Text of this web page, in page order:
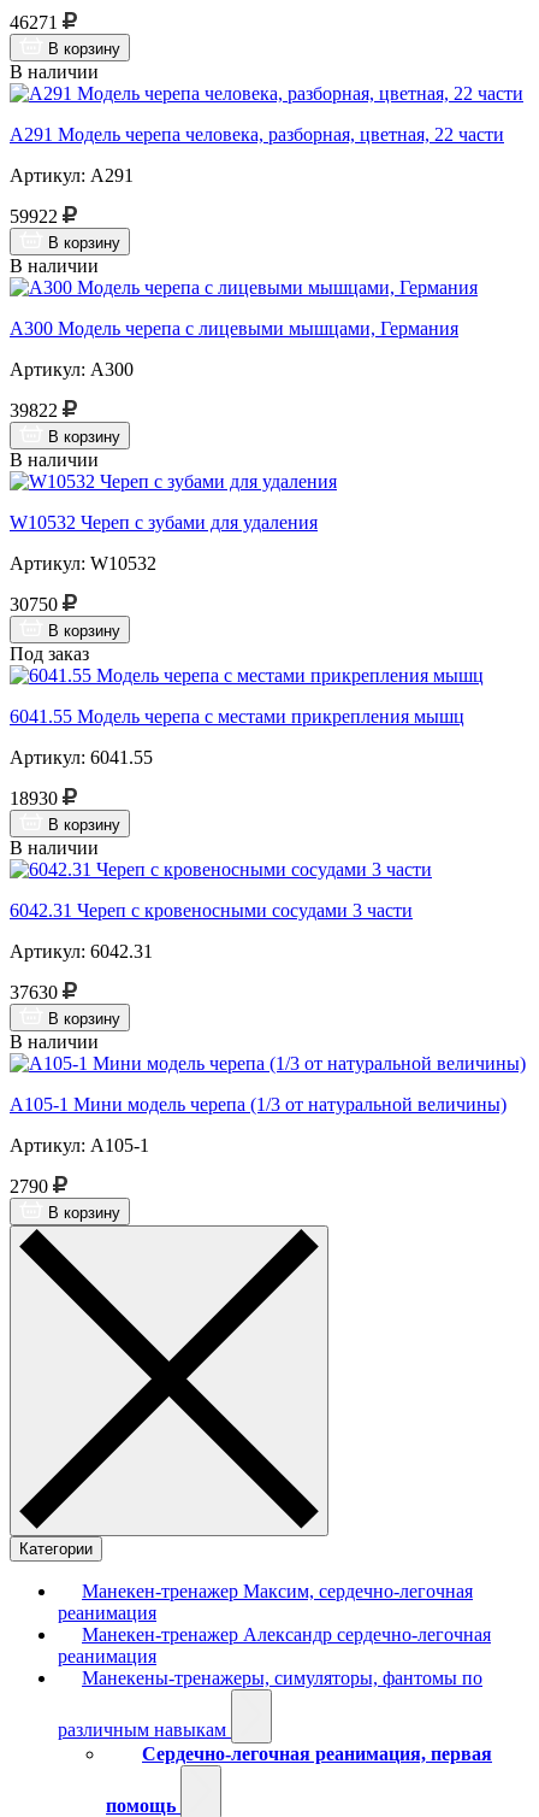
46271
В корзину
В наличии
A291 Модель черепа человека, разборная, цветная, 22 части
Артикул: А291
59922
В корзину
В наличии
A300 Модель черепа с лицевыми мышцами, Германия
Артикул: А300
39822
В корзину
В наличии
W10532 Череп с зубами для удаления
Артикул: W10532
30750
В корзину
Под заказ
6041.55 Модель черепа с местами прикрепления мышц
Артикул: 6041.55
18930
В корзину
В наличии
6042.31 Череп с кровеносными сосудами 3 части
Артикул: 6042.31
37630
В корзину
В наличии
А105-1 Мини модель черепа (1/3 от натуральной величины)
Артикул: А105-1
2790
В корзину
Категории
Манекен-тренажер Максим, сердечно-легочная
реанимация
Манекен-тренажер Александр сердечно-легочная
реанимация
Манекены-тренажеры, симуляторы, фантомы по
различным навыкам
Сердечно-легочная реанимация, первая
помощь